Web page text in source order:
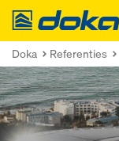
Doka
Doka Referenties